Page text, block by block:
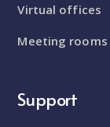
Virtual offices
Meeting rooms
Support